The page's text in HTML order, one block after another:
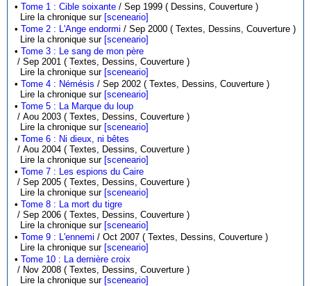
•Tome 1 : Cible soixante
/ Sep 1999 ( Dessins, Couverture )
Lire la chronique sur [sceneario]
•Tome 2 : L'Ange endormi
/ Sep 2000 ( Textes, Dessins, Couverture )
Lire la chronique sur [sceneario]
•Tome 3 : Le sang de mon père
/ Sep 2001 ( Textes, Dessins, Couverture )
Lire la chronique sur [sceneario]
•Tome 4 : Némésis
/ Sep 2002 ( Textes, Dessins, Couverture )
Lire la chronique sur [sceneario]
•Tome 5 : La Marque du loup
/ Aou 2003 ( Textes, Dessins, Couverture )
Lire la chronique sur [sceneario]
•Tome 6 : Ni dieux, ni bêtes
/ Aou 2004 ( Textes, Dessins, Couverture )
Lire la chronique sur [sceneario]
•Tome 7 : Les espions du Caire
/ Sep 2005 ( Textes, Dessins, Couverture )
Lire la chronique sur [sceneario]
•Tome 8 : La mort du tigre
/ Sep 2006 ( Textes, Dessins, Couverture )
Lire la chronique sur [sceneario]
•Tome 9 : L'ennemi
/ Oct 2007 ( Textes, Dessins, Couverture )
Lire la chronique sur [sceneario]
•Tome 10 : La dernière croix
/ Nov 2008 ( Textes, Dessins, Couverture )
Lire la chronique sur [sceneario]